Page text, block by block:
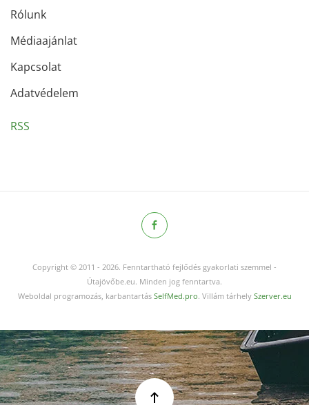
Rólunk
Médiaajánlat
Kapcsolat
Adatvédelem
RSS
Copyright © 2011 - 2026. Fenntartható fejlődés gyakorlati szemmel -
Útajövőbe.eu. Minden jog fenntartva.
Weboldal programozás, karbantartás SelfMed.pro. Villám tárhely Szerver.eu